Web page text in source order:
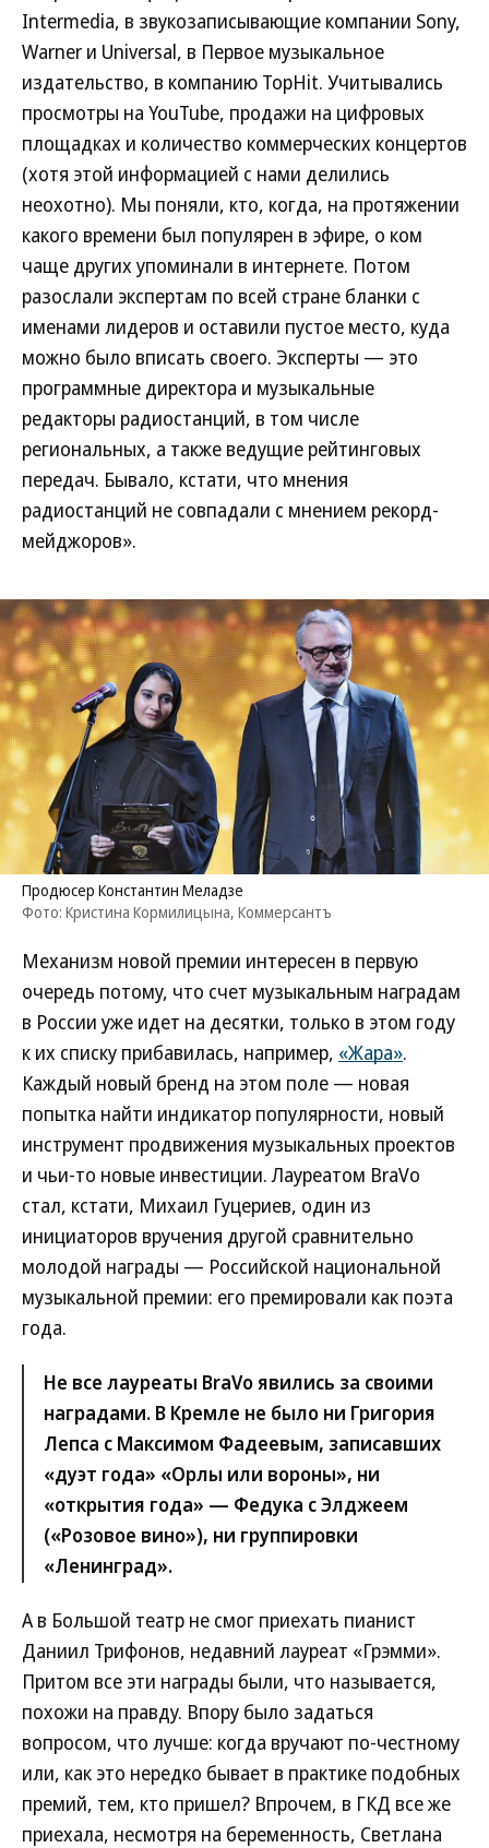
Intermedia, в звукозаписывающие компании Sony,
Warner и Universal, в Первое музыкальное
издательство, в компанию TopHit. Учитывались
просмотры на YouTube, продажи на цифровых
площадках и количество коммерческих концертов
(хотя этой информацией с нами делились
неохотно). Мы поняли, кто, когда, на протяжении
какого времени был популярен в эфире, о ком
чаще других упоминали в интернете. Потом
разослали экспертам по всей стране бланки с
именами лидеров и оставили пустое место, куда
можно было вписать своего. Эксперты — это
программные директора и музыкальные
редакторы радиостанций, в том числе
региональных, а также ведущие рейтинговых
передач. Бывало, кстати, что мнения
радиостанций не совпадали с мнением рекорд-
мейджоров».
Продюсер Константин Меладзе
Фото: Кристина Кормилицына, Коммерсантъ
Механизм новой премии интересен в первую
очередь потому, что счет музыкальным наградам
в России уже идет на десятки, только в этом году
к их списку прибавилась, например, «Жара».
Каждый новый бренд на этом поле — новая
попытка найти индикатор популярности, новый
инструмент продвижения музыкальных проектов
и чьи-то новые инвестиции. Лауреатом BraVo
стал, кстати, Михаил Гуцериев, один из
инициаторов вручения другой сравнительно
молодой награды — Российской национальной
музыкальной премии: его премировали как поэта
года.
Не все лауреаты BraVo явились за своими
наградами. В Кремле не было ни Григория
Лепса с Максимом Фадеевым, записавших
«дуэт года» «Орлы или вороны», ни
«открытия года» — Федука с Элджеем
(«Розовое вино»), ни группировки
«Ленинград».
А в Большой театр не смог приехать пианист
Даниил Трифонов, недавний лауреат «Грэмми».
Притом все эти награды были, что называется,
похожи на правду. Впору было задаться
вопросом, что лучше: когда вручают по-честному
или, как это нередко бывает в практике подобных
премий, тем, кто пришел? Впрочем, в ГКД все же
приехала, несмотря на беременность, Светлана